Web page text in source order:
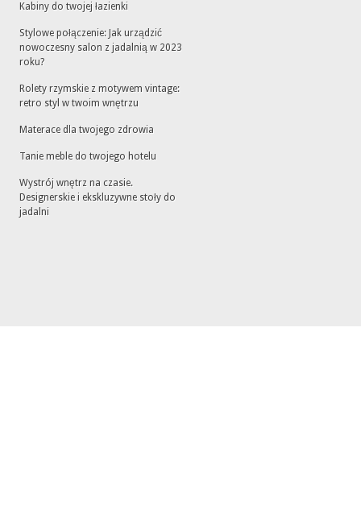
Kabiny do twojej łazienki
Stylowe połączenie: Jak urządzić
nowoczesny salon z jadalnią w 2023
roku?
Rolety rzymskie z motywem vintage:
retro styl w twoim wnętrzu
Materace dla twojego zdrowia
Tanie meble do twojego hotelu
Wystrój wnętrz na czasie.
Designerskie i ekskluzywne stoły do
jadalni